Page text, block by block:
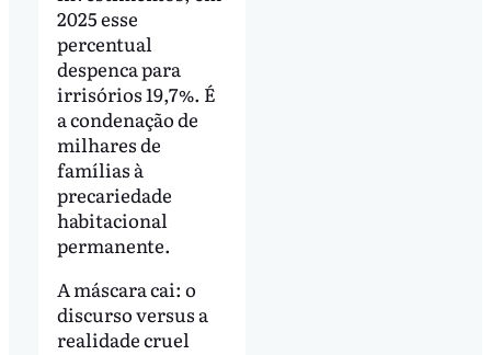
2025 esse
percentual
despenca para
irrisórios 19,7%. É
a condenação de
milhares de
famílias à
precariedade
habitacional
permanente.
A máscara cai: o
discurso versus a
realidade cruel